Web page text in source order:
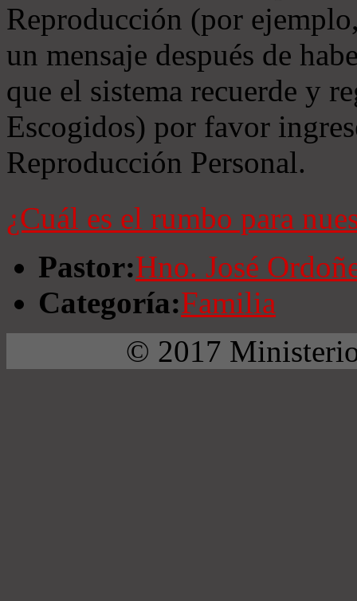
Reproducción (por
un mensaje después de
que el sistema recuerde y
Escogidos) por favor
Reproducción Personal.
¿Cuál es el rumbo para
Pastor:Hno. José
Categoría:Familia
© 2017